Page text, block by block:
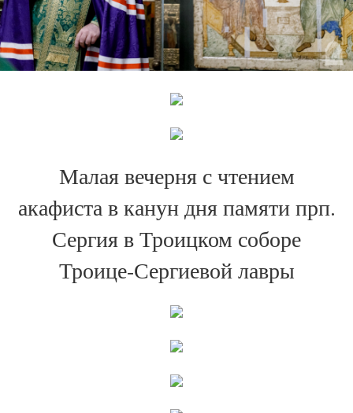
Малая вечерня с чтением
акафиста в канун дня памяти прп.
Сергия в Троицком соборе
Троице-Сергиевой лавры